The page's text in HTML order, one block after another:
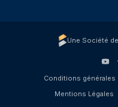
Une Société
Conditions générales
Mentions Légales